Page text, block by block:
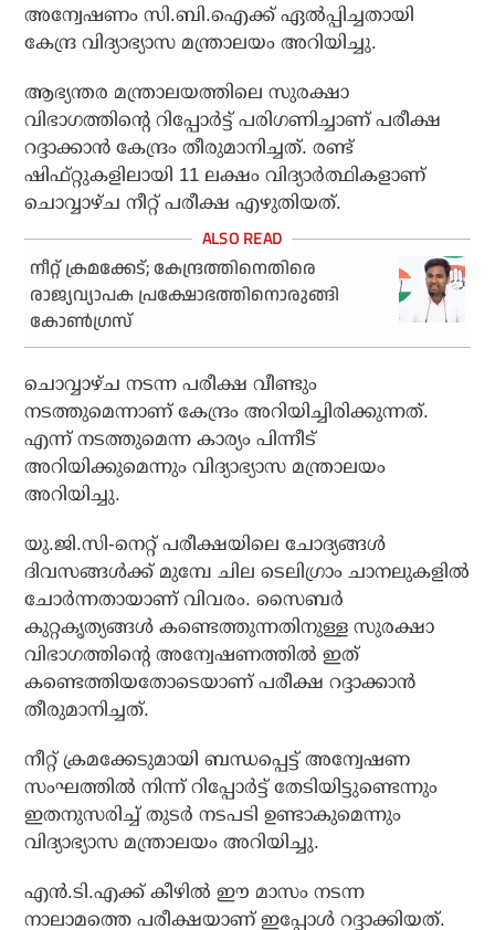
അന്വേഷണം സി.ബി.ഐക്ക് ഏല്‍പ്പിച്ചതായി
കേന്ദ്ര വിദ്യാഭ്യാസ മന്ത്രാലയം അറിയിച്ചു.
ആഭ്യന്തര മന്ത്രാലയത്തിലെ സുരക്ഷാ
വിഭാഗത്തിന്റെ റിപ്പോര്‍ട്ട് പരിഗണിച്ചാണ് പരീക്ഷ
റദ്ദാക്കാന്‍ കേന്ദ്രം തീരുമാനിച്ചത്. രണ്ട്
ഷിഫ്റ്റുകളിലായി 11 ലക്ഷം വിദ്യാര്‍ത്ഥികളാണ്
ചൊവ്വാഴ്ച നീറ്റ് പരീക്ഷ എഴുതിയത്.
നീറ്റ് ക്രമക്കേട്; കേന്ദ്രത്തിനെതിരെ
രാജ്യവ്യാപക പ്രക്ഷോഭത്തിനൊരുങ്ങി
കോണ്‍ഗ്രസ്
ചൊവ്വാഴ്ച നടന്ന പരീക്ഷ വീണ്ടും
നടത്തുമെന്നാണ് കേന്ദ്രം അറിയിച്ചിരിക്കുന്നത്.
എന്ന് നടത്തുമെന്ന കാര്യം പിന്നീട്
അറിയിക്കുമെന്നും വിദ്യാഭ്യാസ മന്ത്രാലയം
അറിയിച്ചു.
യു.ജി.സി-നെറ്റ് പരീക്ഷയിലെ ചോദ്യങ്ങള്‍
ദിവസങ്ങള്‍ക്ക് മുമ്പേ ചില ടെലിഗ്രാം ചാനലുകളില്‍
ചോര്‍ന്നതായാണ് വിവരം. സൈബര്‍
കുറ്റകൃത്യങ്ങള്‍ കണ്ടെത്തുന്നതിനുള്ള സുരക്ഷാ
വിഭാഗത്തിന്റെ അന്വേഷണത്തില്‍ ഇത്
കണ്ടെത്തിയതോടെയാണ് പരീക്ഷ റദ്ദാക്കാന്‍
തീരുമാനിച്ചത്.
നീറ്റ് ക്രമക്കേടുമായി ബന്ധപ്പെട്ട് അന്വേഷണ
സംഘത്തില്‍ നിന്ന് റിപ്പോര്‍ട്ട് തേടിയിട്ടുണ്ടെന്നും
ഇതനുസരിച്ച് തുടര്‍ നടപടി ഉണ്ടാകുമെന്നും
വിദ്യാഭ്യാസ മന്ത്രാലയം അറിയിച്ചു.
എന്‍.ടി.എക്ക് കീഴില്‍ ഈ മാസം നടന്ന
നാലാമത്തെ പരീക്ഷയാണ് ഇപ്പോള്‍ റദ്ദാക്കിയത്.